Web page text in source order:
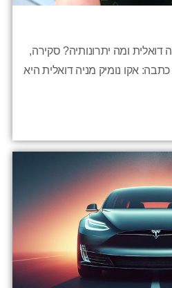
דואלית ומה יתרונותיה? סקירה,
אקו נומיק מניה דואלית היא